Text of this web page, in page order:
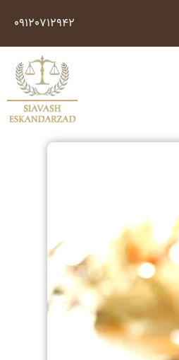
09120712942